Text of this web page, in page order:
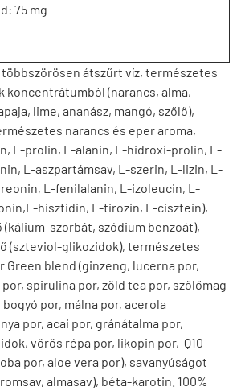
75 mg
átszűrt víz, természetes
koncentrátumból (narancs, alma,
lime, ananász, mangó, szőlő),
narancs és eper aroma,
L-prolin, L-alanin, L-hidroxi-prolin, L-
L-aszpartámsav, L-szerin, L-lizin, L-
L-fenilalanin, L-izoleucin, L-
hisztidin, L-tirozin, L-cisztein),
szorbát, szódium benzoát),
(szteviol-glikozidok), természetes
Green blend (ginzeng, lucerna por,
spirulina por, zöld tea por, szőlőmag
por, málna por, acerola
por, acai por, gránátalma por,
vörös répa por, likopin por, Q10
por, aloe vera por), savanyúságot
almasav), béta-karotin. 100%